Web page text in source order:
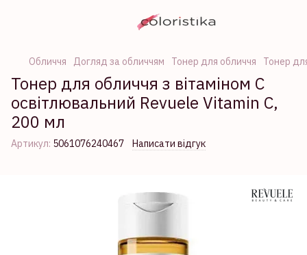
Обличчя Догляд за обличчям Тонер для обличчя Тонер
Тонер для обличчя з вітаміном С
освітлювальний Revuele Vitamin C,
200 мл
Артикул: 5061076240467 Написати відгук